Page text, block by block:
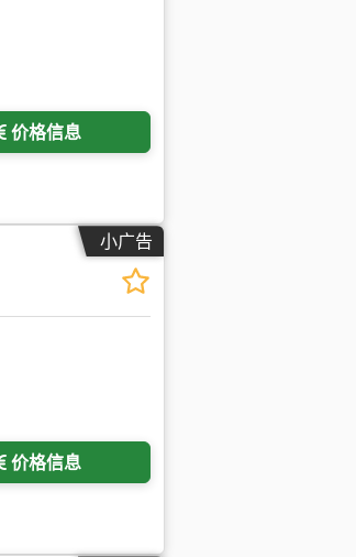
价格信息
小广告
价格信息